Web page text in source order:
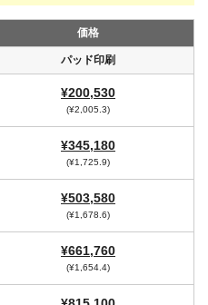
価格
パッド印刷
¥200,530
(¥2,005.3)
¥345,180
(¥1,725.9)
¥503,580
(¥1,678.6)
¥661,760
(¥1,654.4)